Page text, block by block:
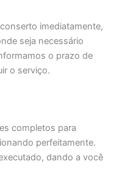
imediatamente,
seja necessário
o prazo de
o serviço.
completos para
perfeitamente.
dando a você